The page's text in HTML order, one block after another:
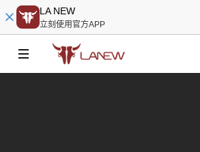
LA NEW
立刻使用官方APP